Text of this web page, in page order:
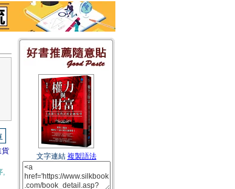
貨
,
文字連結 複製語法